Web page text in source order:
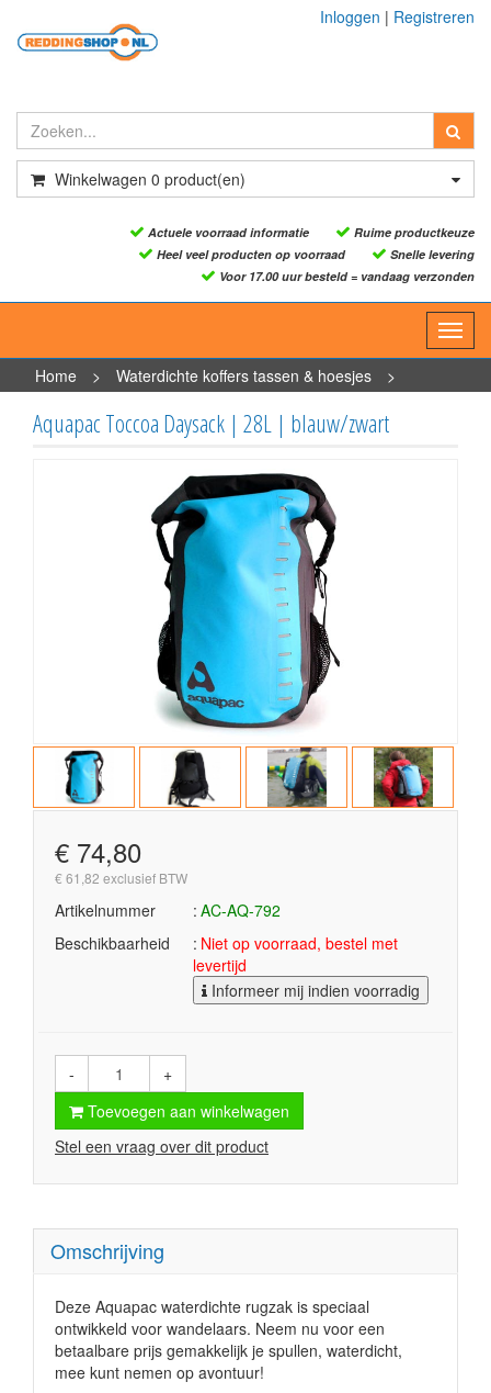
Inloggen | Registreren
Winkelwagen 0 product(en)
Actuele voorraad informatie
Ruime productkeuze
Heel veel producten op voorraad
Snelle levering
Voor 17.00 uur besteld = vandaag verzonden
Home
> Waterdichte koffers tassen & hoesjes
>
Waterdichte tassen > Aquapac Toccoa Daysack | 28L |
blauw/zwart
Aquapac Toccoa Daysack | 28L | blauw/zwart
€ 74,80
€ 61,82 exclusief BTW
Artikelnummer
AC-AQ-792
Beschikbaarheid
Niet op voorraad, bestel met
levertijd
Informeer mij indien voorradig
-
+
Toevoegen aan winkelwagen
Stel een vraag over dit product
Omschrijving
Deze Aquapac waterdichte rugzak is speciaal
ontwikkeld voor wandelaars. Neem nu voor een
betaalbare prijs gemakkelijk je spullen, waterdicht,
mee kunt nemen op avontuur!